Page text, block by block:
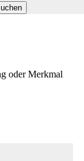
oder Merkmal